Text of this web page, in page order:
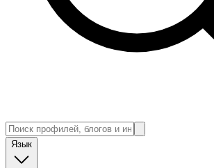
Язык